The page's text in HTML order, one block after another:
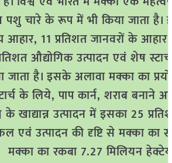
चारे के रूप में भी किया जाता है।
आहार, 11 प्रतिशत जानवरों के
औद्योगिक उत्पादन एवं शेष
जाता है। इसके अलावा मक्का का
के लिये, पाप कार्न, शराब बनाने
के खाद्यान्न उत्पादन में इसका 25
एवं उत्पादन की दृष्टि से मक्का का
मक्का का रकबा 7.27 मिलियन